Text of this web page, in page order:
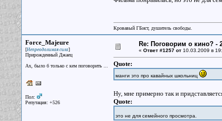
Кровавый ГБист, душитель свободы.
Force_Majeure
[Непреодолимая сила]
Прирожденный Джаец
Ах, было б только с кем поговорить ...
Пол:
Репутация: +526
Re: Поговорим о кино? -
« Ответ #1257 от10.03.2009 в
Quote:
манги это про кавайных школьниц
Ну, мне примерно так и
Quote:
это не для семейного просмотра.